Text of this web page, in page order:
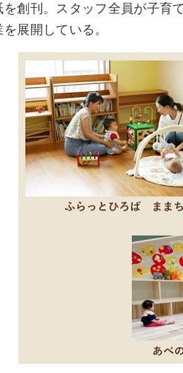
を創刊。スタッフ全員が子育
展開している。